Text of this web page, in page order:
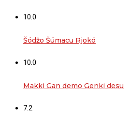
10.0
Šódžo Šúmacu Rjokó
10.0
Makki Gan demo Genki desu
7.2